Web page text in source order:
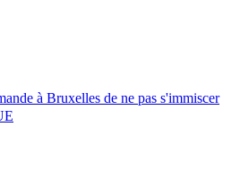
à Bruxelles de ne pas s'immiscer